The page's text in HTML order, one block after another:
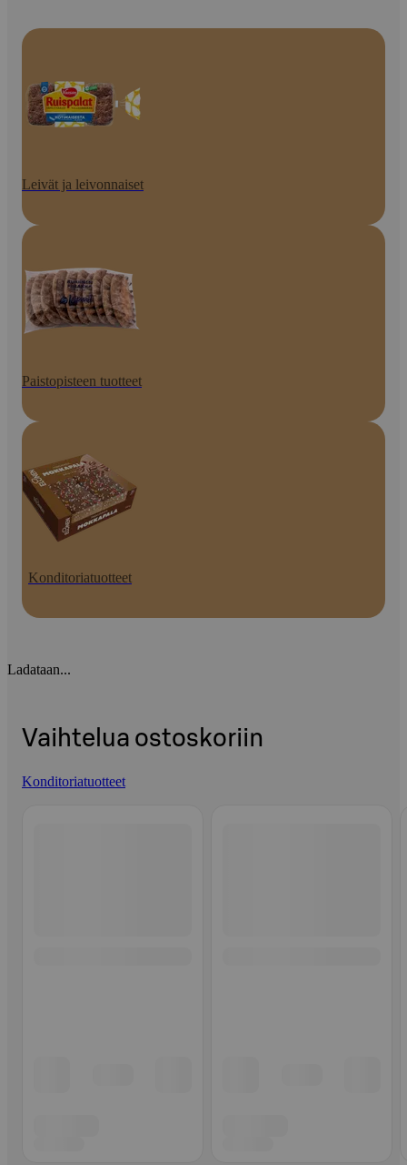
Leivät ja leivonnaiset
Paistopisteen tuotteet
Konditoriatuotteet
Ladataan...
Vaihtelua ostoskoriin
Konditoriatuotteet